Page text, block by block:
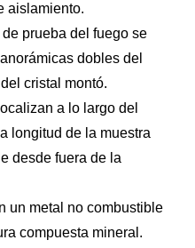
aislamiento.
prueba del fuego se
dobles del
cristal montó.
a lo largo del
longitud de la muestra
desde fuera de la
un metal no combustible
compuesta mineral.